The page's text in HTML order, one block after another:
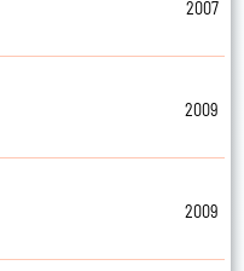
2007
2009
2009